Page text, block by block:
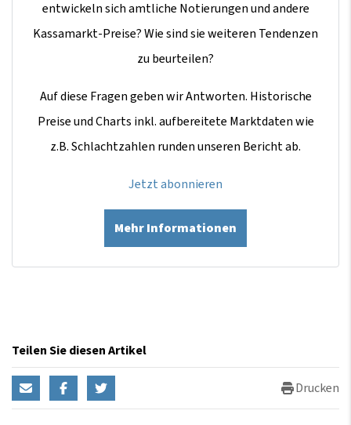
entwickeln sich amtliche Notierungen und andere
Kassamarkt-Preise? Wie sind sie weiteren Tendenzen
zu beurteilen?
Auf diese Fragen geben wir Antworten. Historische
Preise und Charts inkl. aufbereitete Marktdaten wie
z.B. Schlachtzahlen runden unseren Bericht ab.
Jetzt abonnieren
Mehr Informationen
Teilen Sie diesen Artikel
Drucken